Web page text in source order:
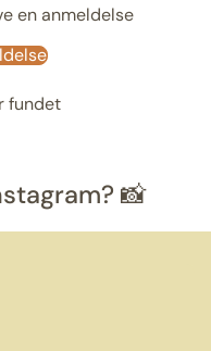
en anmeldelse
fundet
📸